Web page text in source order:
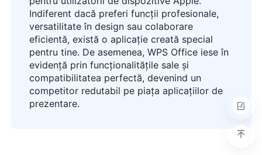
Indiferent dacă preferi funcții profesionale,
versatilitate în design sau colaborare
eficientă, există o aplicație creată special
pentru tine. De asemenea, WPS Office iese în
evidență prin funcționalitățile sale și
compatibilitatea perfectă, devenind un
competitor redutabil pe piața aplicațiilor de
prezentare.